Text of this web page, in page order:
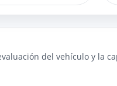
del vehículo y la